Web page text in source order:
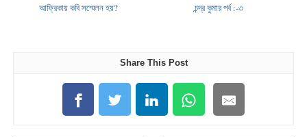
আফ্রিকায় কবি সম্মেলন হয়? চন্দ্র কুমার পর্ব :-৩
Share This Post